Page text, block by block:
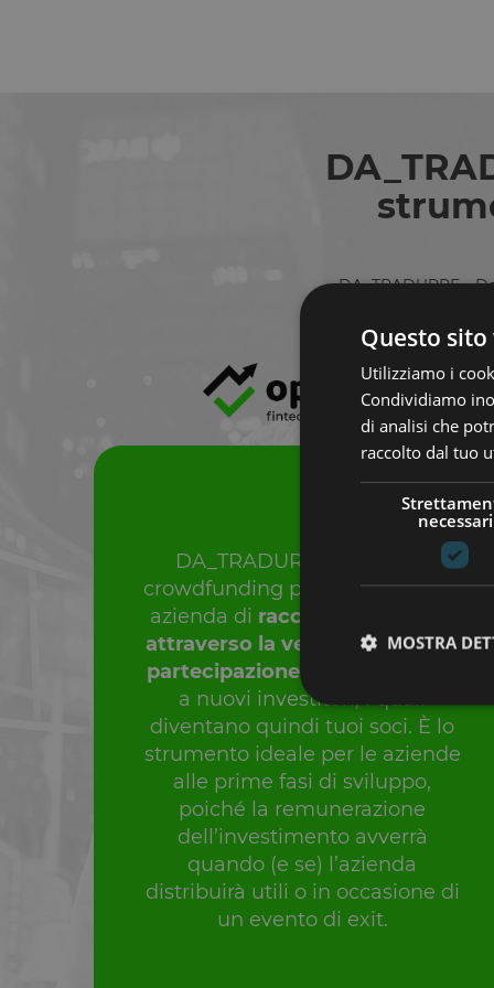
DA_TRADURRE__L’equity
crowdfunding permette alla tua
azienda di raccogliere capitali
attraverso la vendita di titoli di
partecipazione(quote o azioni)
a nuovi investitori, i quali
diventano quindi tuoi soci. È lo
strumento ideale per le aziende
alle prime fasi di sviluppo,
poiché la remunerazione
dell’investimento avverrà
quando (e se) l’azienda
distribuirà utili o in occasione di
un evento di exit.
Questo
Utilizziamo i
Condividiamo
di analisi che
raccolto dal tuo
necessari
MOSTRA
I cookie
dell'account. Il sito
__cf_bm